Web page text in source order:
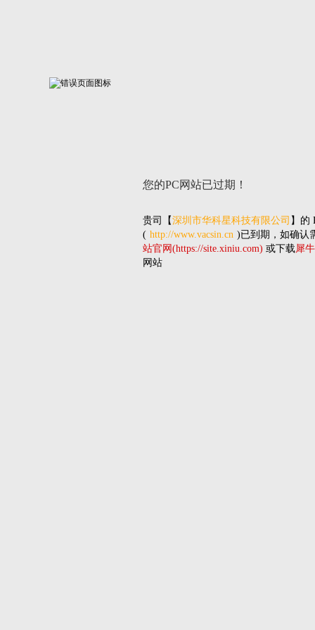
您的PC网站已过期！
贵司 【深圳市华科星科技有限公司 】的
( http://www.vacsin.cn )已到期，如确认
站官网(https://site.xiniu.com) 或下载犀
网站